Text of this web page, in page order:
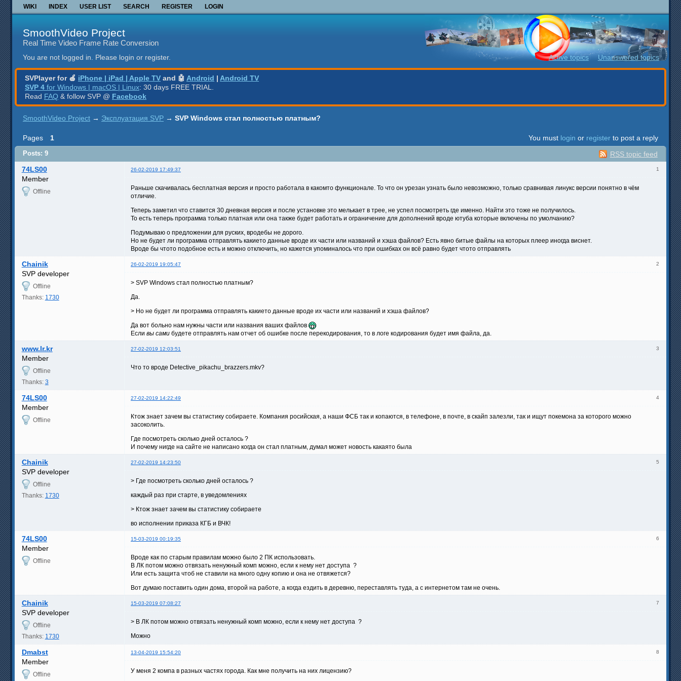
WIKI INDEX USER LIST SEARCH REGISTER LOGIN
SmoothVideo Project
Real Time Video Frame Rate Conversion
You are not logged in. Please login or register. Active topics Unanswered topics
SVPlayer for 🍎 iPhone | iPad | Apple TV and 🤖 Android | Android TV
SVP 4 for Windows | macOS | Linux: 30 days FREE TRIAL.
Read FAQ & follow SVP @ Facebook
SmoothVideo Project → Эксплуатация SVP → SVP Windows стал полностью платным?
Pages 1 You must login or register to post a reply
RSS topic feed
Posts: 9
1
74LS00 26-02-2019 17:49:37
Member
Offline
Раньше скачивалась бесплатная версия и просто работала в какомто функционале. То что он урезан узнать было невозможно, только сравнивая линукс версии понятно в чём
отличие.
Теперь заметил что ставится 30 дневная версия и после установке это мелькает в трее, не успел посмотреть где именно. Найти это тоже не получилось.
То есть теперь программа только платная или она также будет работать и ограничение для дополнений вроде ютуба которые включены по умолчанию?
Подумываю о предложении для руских, вродебы не дорого.
Но не будет ли программа отправлять какието данные вроде их части или названий и хэша файлов? Есть явно битые файлы на которых плеер иногда виснет.
Вроде бы чтото подобное есть и можно отключить, но кажется упоминалось что при ошибках он всё равно будет чтото отправлять
2
Chainik 26-02-2019 19:05:47
SVP developer
Offline
Thanks: 1730
> SVP Windows стал полностью платным?
Да.
> Но не будет ли программа отправлять какието данные вроде их части или названий и хэша файлов?
Да вот больно нам нужны части или названия ваших файлов
Если вы сами будете отправлять нам отчет об ошибке после перекодирования, то в логе кодирования будет имя файла, да.
3
www.lr.kr 27-02-2019 12:03:51
Member
Offline
Thanks: 3
Что то вроде Detective_pikachu_brazzers.mkv?
4
74LS00 27-02-2019 14:22:49
Member
Offline
Ктож знает зачем вы статистику собираете. Компания росийская, а наши ФСБ так и копаются, в телефоне, в почте, в скайп залезли, так и ищут покемона за которого можно
засоколить.
Где посмотреть сколько дней осталось ?
И почему нигде на сайте не написано когда он стал платным, думал может новость какаято была
5
Chainik 27-02-2019 14:23:50
SVP developer
Offline
Thanks: 1730
> Где посмотреть сколько дней осталось ?
каждый раз при старте, в уведомлениях
> Ктож знает зачем вы статистику собираете
во исполнении приказа КГБ и ВЧК!
6
74LS00 15-03-2019 00:19:35
Member
Offline
Вроде как по старым правилам можно было 2 ПК использовать.
В ЛК потом можно отвязать ненужный комп можно, если к нему нет доступа ?
Или есть защита чтоб не ставили на много одну копию и она не отвяжется?
Вот думаю поставить один дома, второй на работе, а когда ездить в деревню, переставлять туда, а с интернетом там не очень.
7
Chainik 15-03-2019 07:08:27
SVP developer
Offline
Thanks: 1730
> В ЛК потом можно отвязать ненужный комп можно, если к нему нет доступа ?
Можно
8
Dmabst 13-04-2019 15:54:20
Member
Offline У меня 2 компа в разных частях города. Как мне получить на них лицензию?